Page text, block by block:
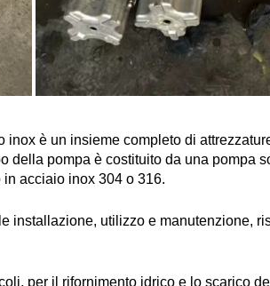
è un insieme completo di
della pompa è costituito da una pompa
acciaio inox 304 o 316.
installazione, utilizzo e manutenzione,
per il rifornimento idrico e lo scarico